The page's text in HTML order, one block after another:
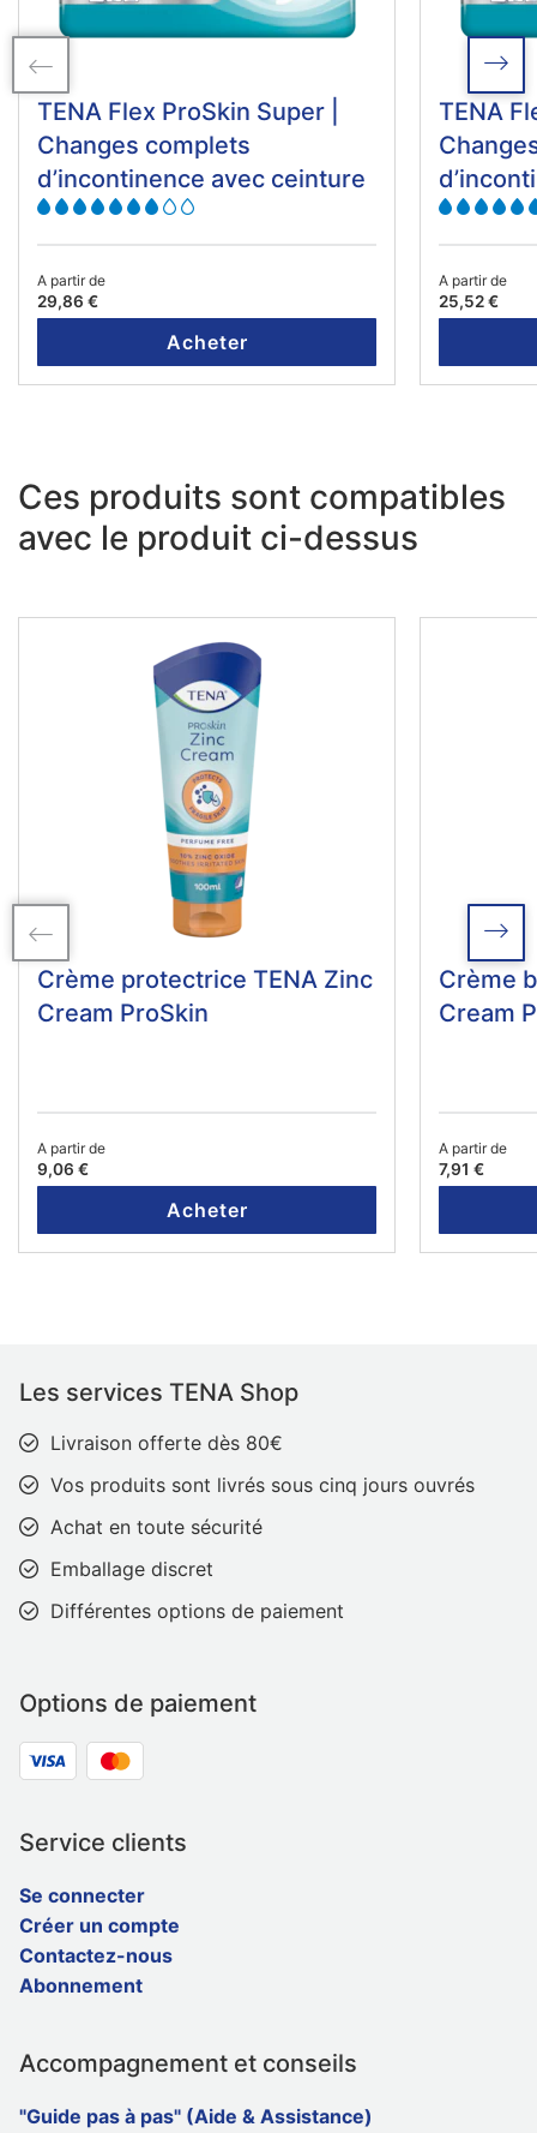
TENA Flex ProSkin Super |
Changes complets
d’incontinence avec ceinture
A partir de
29,86 €
Acheter
TENA
A partir de
25,52 €
Ces produits sont compatibles
avec le produit ci-dessus
Crème protectrice TENA Zinc
Cream ProSkin
A partir de
9,06 €
Acheter
Crème
Cream
A partir de
7,91 €
Les services TENA Shop
Livraison offerte dès 80€
Vos produits sont livrés sous cinq jours ouvrés
Achat en toute sécurité
Emballage discret
Différentes options de paiement
Options de paiement
Service clients
Se connecter
Créer un compte
Contactez-nous
Abonnement
Accompagnement et conseils
"Guide pas à pas" (Aide & Assistance)